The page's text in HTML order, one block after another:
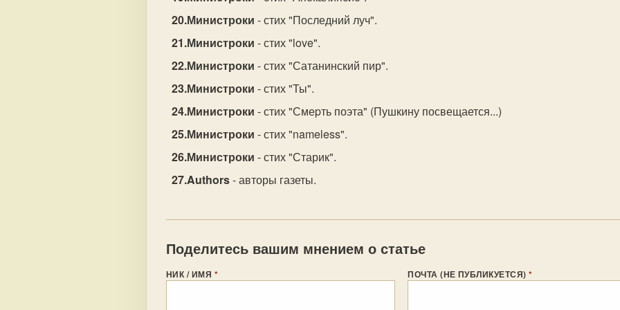
Министроки - стих "Последний луч".
Министроки - стих "love".
Министроки - стих "Сатанинский пир".
Министроки - стих "Ты".
Министроки - стих "Смеpть поэта" (Пушкину посвещается...)
Министроки - стих "nameless".
Министроки - стих "Старик".
Authors- авторы газеты.
Поделитесь вашим мнением о статье
НИК / ИМЯ * ПОЧТА (НЕ ПУБЛИКУЕТСЯ)*